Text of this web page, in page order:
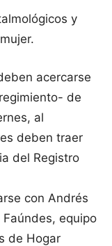
y
acercarse
de
al
deben traer
del Registro
con Andrés
equipo
de Hogar